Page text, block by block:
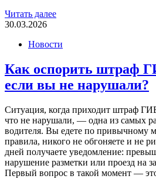
Читать далее
30.03.2026
Новости
Как оспорить штраф
если вы не нарушали?
Ситуация, когда приходит штраф
что не нарушали, — одна из самых
водителя. Вы едете по привычному
правила, никого не обгоняете и не
дней получаете уведомление:
нарушение разметки или проезд на
Первый вопрос в такой момент —